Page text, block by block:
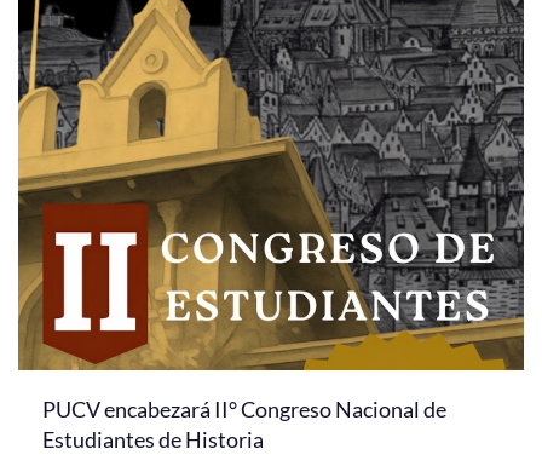
PUCV encabezará II° Congreso Nacional de
Estudiantes de Historia